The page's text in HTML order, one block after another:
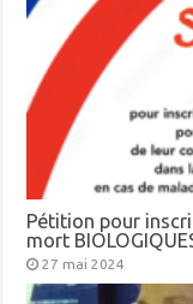
Pétition pour
mort
27 mai 2024